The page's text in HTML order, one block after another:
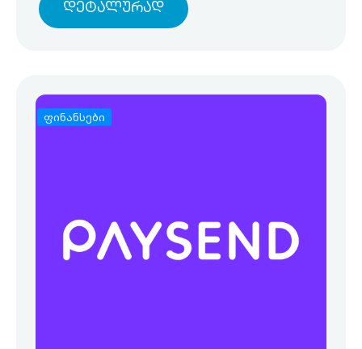
Დეტალურად
ფინანსები